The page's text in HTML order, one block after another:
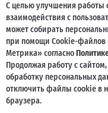
LADA Largus
Есть предложение?
Улучшим! Ваш
2 017 000 ₽
1 477 600₽
С целью улучшения работы
взаимодействия с
может собирать
при помощи Cookie-файлов
Метрика» согласно
Продолжая работу с
обработку персональных
отключить файлы cookie в
браузера.